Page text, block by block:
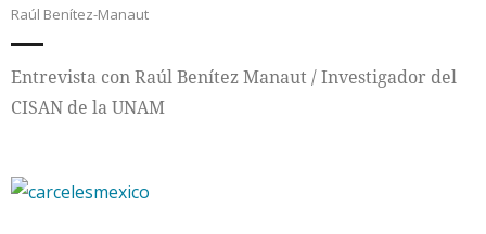
Raúl Benítez-Manaut
Entrevista con Raúl Benítez Manaut / Investigador del
CISAN de la UNAM